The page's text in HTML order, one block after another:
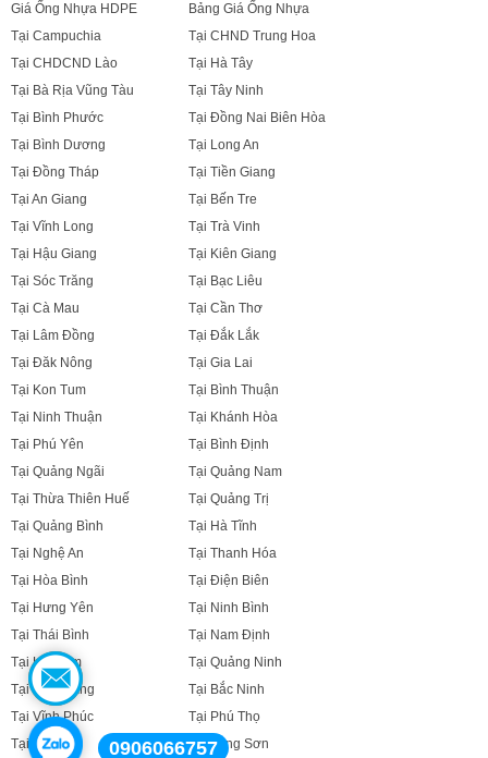
Giá Ống Nhựa HDPE
Bảng Giá Ống Nhựa
Tại Campuchia
Tại CHND Trung Hoa
Tại CHDCND Lào
Tại Hà Tây
Tại Bà Rịa Vũng Tàu
Tại Tây Ninh
Tại Bình Phước
Tại Đồng Nai Biên Hòa
Tại Bình Dương
Tại Long An
Tại Đồng Tháp
Tại Tiền Giang
Tại An Giang
Tại Bến Tre
Tại Vĩnh Long
Tại Trà Vinh
Tại Hậu Giang
Tại Kiên Giang
Tại Sóc Trăng
Tại Bạc Liêu
Tại Cà Mau
Tại Cần Thơ
Tại Lâm Đồng
Tại Đắk Lắk
Tại Đăk Nông
Tại Gia Lai
Tại Kon Tum
Tại Bình Thuận
Tại Ninh Thuận
Tại Khánh Hòa
Tại Phú Yên
Tại Bình Định
Tại Quảng Ngãi
Tại Quảng Nam
Tại Thừa Thiên Huế
Tại Quảng Trị
Tại Quảng Bình
Tại Hà Tĩnh
Tại Nghệ An
Tại Thanh Hóa
Tại Hòa Bình
Tại Điện Biên
Tại Hưng Yên
Tại Ninh Bình
Tại Thái Bình
Tại Nam Định
Tại Hà Nam
Tại Quảng Ninh
Tại Bắc Giang
Tại Bắc Ninh
Tại Vĩnh Phúc
Tại Phú Thọ
Tại Sơn La
Tại Lạng Sơn
0906066757